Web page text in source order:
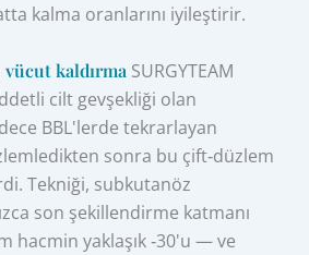
kalma oranlarını iyileştirir.
vücut kaldırma SURGYTEAM
cilt gevşekliği olan
BBL'lerde tekrarlayan
sonra bu çift‑düzlem
Tekniği, subkutanöz
son şekillendirme katmanı
hacmin yaklaşık ‑30'u — ve